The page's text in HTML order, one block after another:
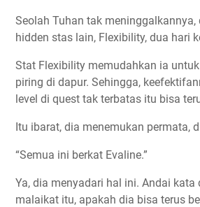
Seolah Tuhan tak
hidden stas lain, Flexibility, dua hari
Stat Flexibility memudahkan ia
piring di dapur. Sehingga,
level di quest tak terbatas itu bisa
Itu ibarat, dia menemukan permata,
“Semua ini berkat Evaline.”
Ya, dia menyadari hal ini. Andai kata
malaikat itu, apakah dia bisa terus